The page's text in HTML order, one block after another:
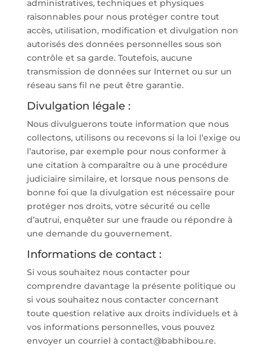
administratives, techniques et physiques
raisonnables pour nous protéger contre tout
accès, utilisation, modification et divulgation non
autorisés des données personnelles sous son
contrôle et sa garde. Toutefois, aucune
transmission de données sur Internet ou sur un
réseau sans fil ne peut être garantie.
Divulgation légale :
Nous divulguerons toute information que nous
collectons, utilisons ou recevons si la loi l’exige ou
l’autorise, par exemple pour nous conformer à
une citation à comparaître ou à une procédure
judiciaire similaire, et lorsque nous pensons de
bonne foi que la divulgation est nécessaire pour
protéger nos droits, votre sécurité ou celle
d’autrui, enquêter sur une fraude ou répondre à
une demande du gouvernement.
Informations de contact :
Si vous souhaitez nous contacter pour
comprendre davantage la présente politique ou
si vous souhaitez nous contacter concernant
toute question relative aux droits individuels et à
vos informations personnelles, vous pouvez
envoyer un courriel à contact@babhibou.re.